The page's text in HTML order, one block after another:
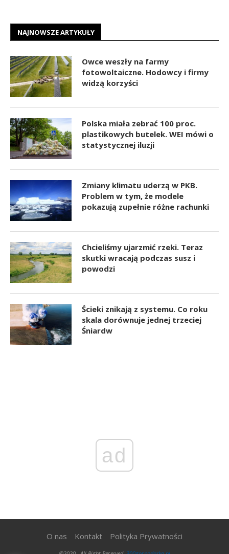
NAJNOWSZE ARTYKUŁY
Owce weszły na farmy
fotowoltaiczne. Hodowcy i firmy
widzą korzyści
Polska miała zebrać 100 proc.
plastikowych butelek. WEI mówi o
statystycznej iluzji
Zmiany klimatu uderzą w PKB.
Problem w tym, że modele
pokazują zupełnie różne rachunki
Chcieliśmy ujarzmić rzeki. Teraz
skutki wracają podczas susz i
powodzi
Ścieki znikają z systemu. Co roku
skala dorównuje jednej trzeciej
Śniardw
ad
O nas Kontakt Polityka Prywatności